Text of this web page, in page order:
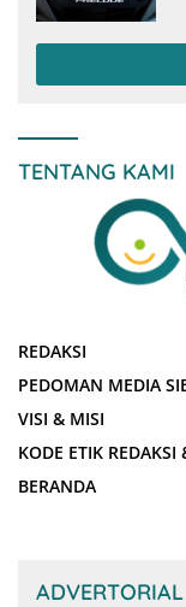
TENTANG KAMI
REDAKSI
PEDOMAN MEDIA
VISI & MISI
KODE ETIK REDAKSI
BERANDA
ADVERTORIAL